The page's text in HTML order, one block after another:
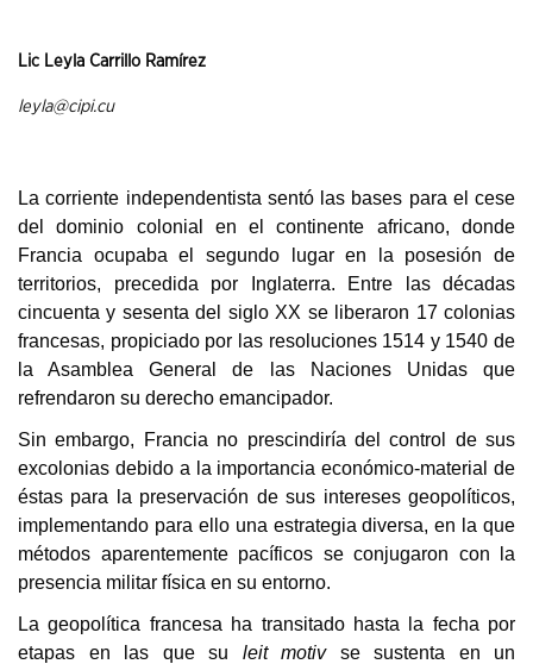
Lic Leyla Carrillo Ramírez
leyla@cipi.cu
La corriente independentista sentó las bases para el cese
del dominio colonial en el continente africano, donde
Francia ocupaba el segundo lugar en la posesión de
territorios, precedida por Inglaterra. Entre las décadas
cincuenta y sesenta del siglo XX se liberaron 17 colonias
francesas, propiciado por las resoluciones 1514 y 1540 de
la Asamblea General de las Naciones Unidas que
refrendaron su derecho emancipador.
Sin embargo, Francia no prescindiría del control de sus
excolonias debido a la importancia económico-material de
éstas para la preservación de sus intereses geopolíticos,
implementando para ello una estrategia diversa, en la que
métodos aparentemente pacíficos se conjugaron con la
presencia militar física en su entorno.
La geopolítica francesa ha transitado hasta la fecha por
etapas en las que su leit motivse sustenta en un